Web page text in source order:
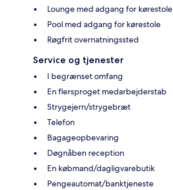
Lounge med adgang for kørestole
Pool med adgang for kørestole
Røgfrit overnatningssted
Service og tjenester
I begrænset omfang
En flersproget medarbejderstab
Strygejern/strygebræt
Telefon
Bagageopbevaring
Døgnåben reception
En købmand/dagligvarebutik
Pengeautomat/banktjeneste